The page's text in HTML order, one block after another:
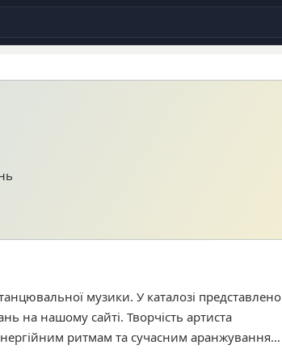
музики. У каталозі представлено
на нашому сайті. Творчість артиста
ритмам та сучасним аранжуванням.
треки «Ну хоч слово», «Тону» та «Морфін»,